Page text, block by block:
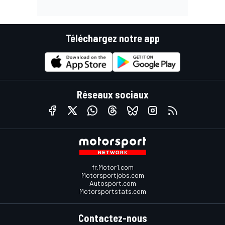
Téléchargez notre app
Réseaux sociaux
fr.Motor1.com
Motorsportjobs.com
Autosport.com
Motorsportstats.com
Contactez-nous